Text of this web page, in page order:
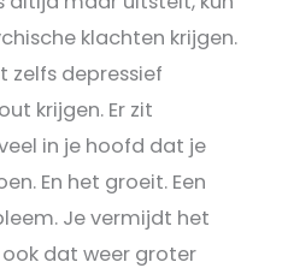
klachten krijgen.
zelfs depressief
krijgen. Er zit
in je hoofd dat je
En het groeit. Een
Je vermijdt het
dat weer groter